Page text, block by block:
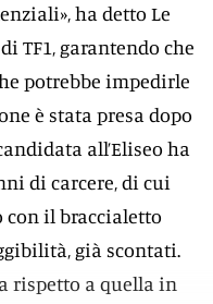
ha detto Le
TF1, garantendo che
potrebbe impedirle
è stata presa dopo
all’Eliseo ha
di carcere, di cui
con il braccialetto
già scontati.
rispetto a quella in